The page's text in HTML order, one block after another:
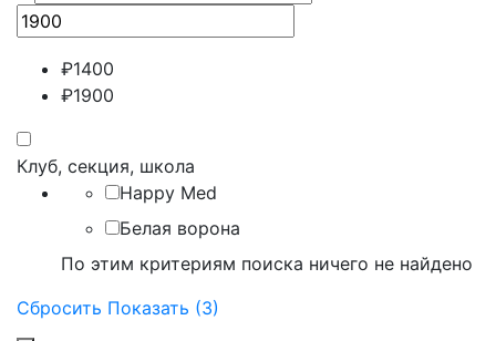
₽1400
₽1900
Клуб, секция, школа
Happy Med
Белая ворона
По этим критериям поиска ничего не найдено
Сбросить Показать (3)